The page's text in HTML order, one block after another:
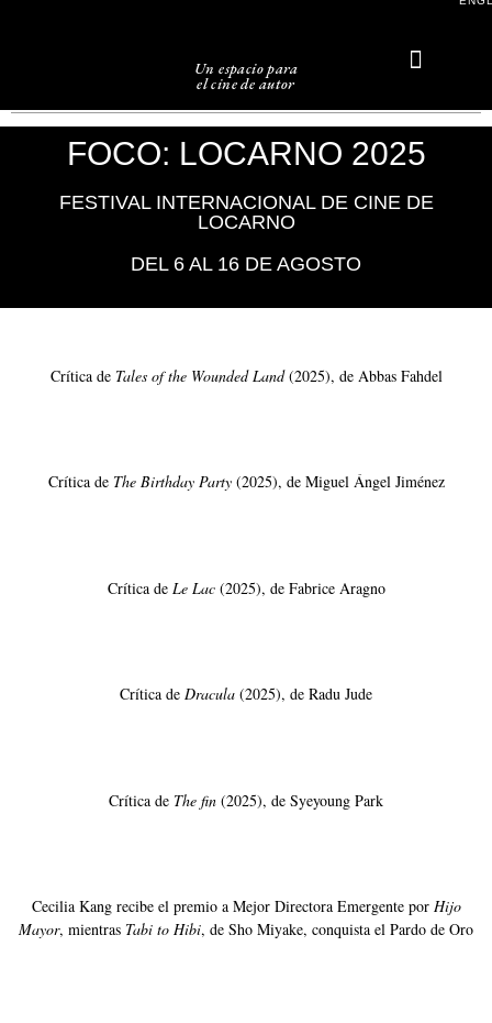
Un espacio para
el cine de autor
FOCO: LOCARNO 2025
FESTIVAL INTERNACIONAL DE CINE DE
LOCARNO
DEL 6 AL 16 DE AGOSTO
Crítica de Tales of the Wounded Land(2025), de Abbas Fahdel
Crítica de The Birthday Party (2025), de Miguel Ángel Jiménez
Crítica de Le Lac (2025), de Fabrice Aragno
Crítica de Dracula (2025), de Radu Jude
Crítica de The fin (2025), de Syeyoung Park
Cecilia Kang recibe el premio a Mejor Directora Emergente por Hijo
Mayor, mientras Tabi to Hibi, de Sho Miyake, conquista el Pardo de Oro